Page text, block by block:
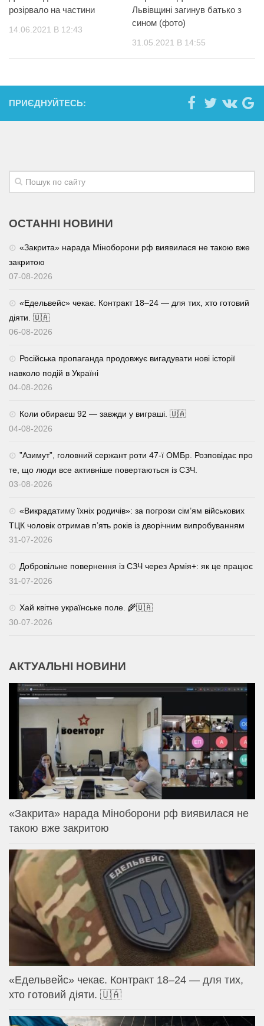
розірвало на частини
14.06.2021 В 12:43
Львівщині загинув батько з
сином (фото)
31.05.2021 В 14:55
ПРИЄДНУЙТЕСЬ:
ОСТАННІ НОВИНИ
«Закрита» нарада Міноборони рф виявилася не такою вже
закритою
07-08-2026
«Едельвейс» чекає. Контракт 18–24 — для тих, хто готовий
діяти. 🇺🇦
06-08-2026
Російська пропаганда продовжує вигадувати нові історії
навколо подій в Україні
04-08-2026
Коли обираєш 92 — завжди у виграші. 🇺🇦
04-08-2026
⁨”Азимут”, головний сержант роти 47-ї ОМБр. Розповідає про
те, що люди все активніше повертаються із СЗЧ.
03-08-2026
«Викрадатиму їхніх родичів»: за погрози сім’ям військових
ТЦК чоловік отримав п’ять років із дворічним випробуванням
31-07-2026
Добровільне повернення із СЗЧ через Армія+: як це працює
31-07-2026
Хай квітне українське поле. 🌾🇺🇦
30-07-2026
АКТУАЛЬНІ НОВИНИ
«Закрита» нарада Міноборони рф виявилася не
такою вже закритою
«Едельвейс» чекає. Контракт 18–24 — для тих,
хто готовий діяти. 🇺🇦